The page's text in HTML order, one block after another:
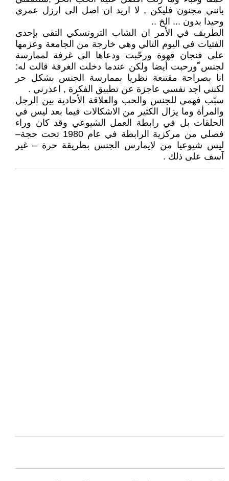
بانني مجنون فليكن , لا اريد ان اصل الى ارزل عمري
وحيدا بدون ... الخ ..
الطريف في الأمر ان الشاب التروتسكي التقى بإحدى
الفتيات في اليوم التالي وهي خارجة من الجامعة وعزمها
على فنجان قهوة ورحّبت ودعاها الى غرفة لممارسة
لجنس ّورحبت أيضا ولكن عندما دخلت الغرفة قالت له:
انا بصراحة مقتنعة نظريا بممارسة الجنس بشكل حر
لكنني اجد نفسي عاجزة عن تطبيق الفكرة , اعذرني .
سبّب فهمي للجنس والحب والعلاقة الأحادية بين الرجل
والمرأة وما يزال الكثير من الاشكالات فيما بعد ليس في
الحلقات بل في رابطة العمل الشيوعي وقد كان وراء
فصلي من مركزية الرابطة في عام 1980 تحت حجة–
ليس شيوعيا من لايمارس الجنس بطريقة حرة – غير
آسف على ذلك .